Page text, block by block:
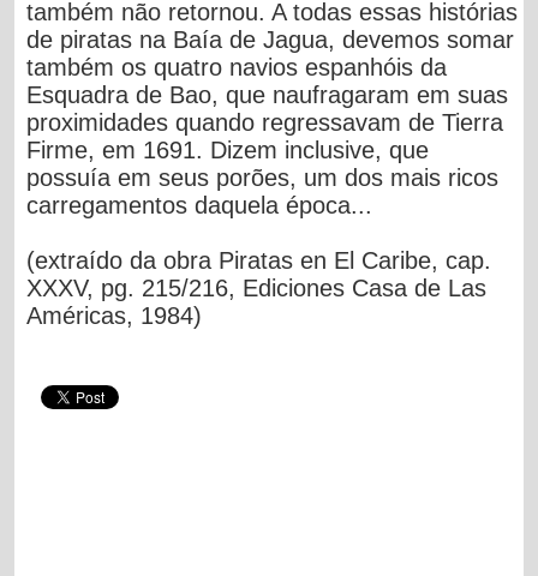
também não retornou. A todas essas histórias
de piratas na Baía de Jagua, devemos somar
também os quatro navios espanhóis da
Esquadra de Bao, que naufragaram em suas
proximidades quando regressavam de Tierra
Firme, em 1691. Dizem inclusive, que
possuía em seus porões, um dos mais ricos
carregamentos daquela época...
(extraído da obra Piratas en El Caribe, cap.
XXXV, pg. 215/216, Ediciones Casa de Las
Américas, 1984)